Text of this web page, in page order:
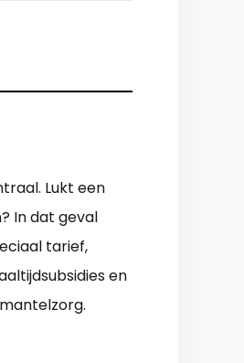
Lukt een
In dat geval
tarief,
en